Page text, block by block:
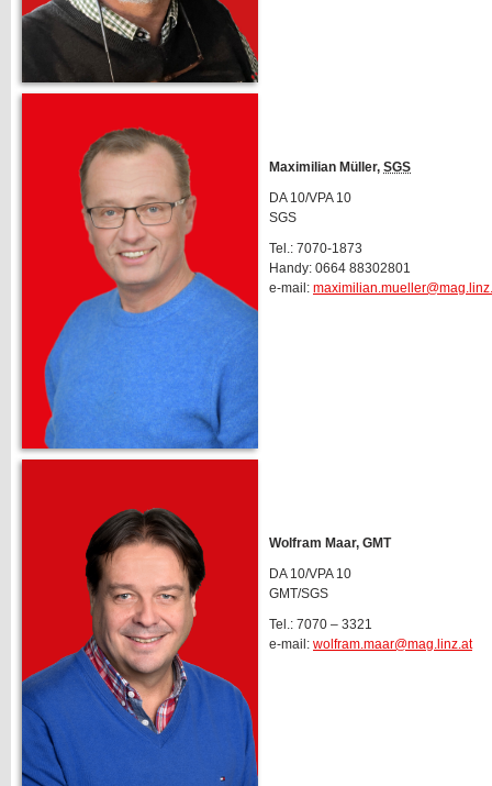
Maximilian Müller, SGS
DA 10/VPA 10
SGS
Tel.: 7070-1873
Handy: 0664 88302801
e-mail:
Wolfram Maar, GMT
DA 10/VPA 10
GMT/SGS
Tel.: 7070 – 3321
e-mail: wolfram.maar@mag.linz.at